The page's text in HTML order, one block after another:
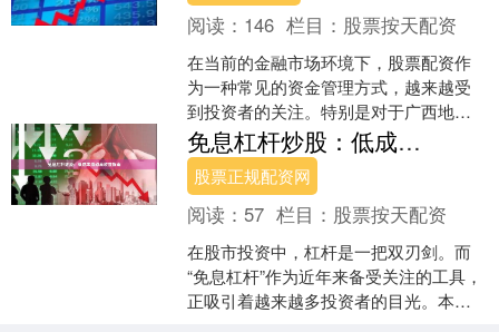
阅读： 146 栏目： 股票按天配资
在当前的金融市场环境下，股票配资作
为一种常见的资金管理方式，越来越受
到投资者的关注。特别是对于广西地区
的投资者而言，选择一家正规、可靠的
股票配资平台至关重要。本....
免息杠杆炒股：低成本撬动高收益指南
股票正规配资网
阅读： 57 栏目： 股票按天配资
在股市投资中，杠杆是一把双刃剑。而
“免息杠杆”作为近年来备受关注的工具，
正吸引着越来越多投资者的目光。本文